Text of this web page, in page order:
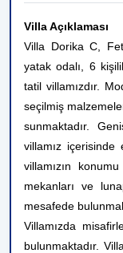
Villa Açıklaması
Villa Dorika C,
yatak odalı, 6
tatil villamızdır.
seçilmiş
sunmaktadır.
villamız içerisinde
villamızın
mekanları ve
mesafede
Villamızda
bulunmaktadır.